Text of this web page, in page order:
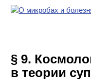
ХИМИЧЕСКАЯ
ПОСУДА
§ 9.
в теории